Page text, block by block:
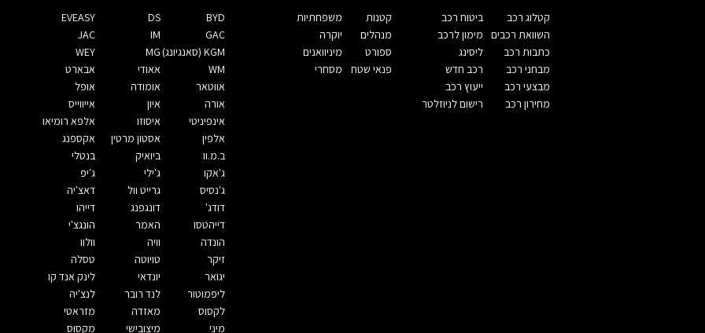
קטלוג רכב
השוואת רכבים
כתבות רכב
מבחני רכב
מבצעי רכב
מחירון רכב
ביטוח רכב
מימון לרכב
ליסינג
רכב חדש
ייעוץ רכב
רישום לניוזלטר
קטנות
מנהלים
ספורט
פנאי שטח
משפחתיות
יוקרה
מיניוואנים
מסחרי
BYD
DS
EVEASY
GAC
IM
JAC
KGM (סאנגיונג)
MG
WEY
WM
אאודי
אבארט
אווטאר
אומודה
אופל
אורה
איון
אייווייס
אינפיניטי
איסוזו
אלפא רומיאו
אלפין
אסטון מרטין
אקספנג
ב.מ.וו
ביואיק
בנטלי
ג'אקו
ג'ילי
ג'יפ
ג'נסיס
גרייט וול
דאצ'יה
דודג'
דונגפנג
דייהו
דייהטסו
האמר
הונגצ'י
הונדה
וויה
וולוו
זיקר
טויוטה
טסלה
יגואר
יונדאי
לינק אנד קו
ליפמוטור
לנד רובר
לנצ'יה
לקסוס
מאזדה
מזראטי
מיני
מיצובישי מקסוס